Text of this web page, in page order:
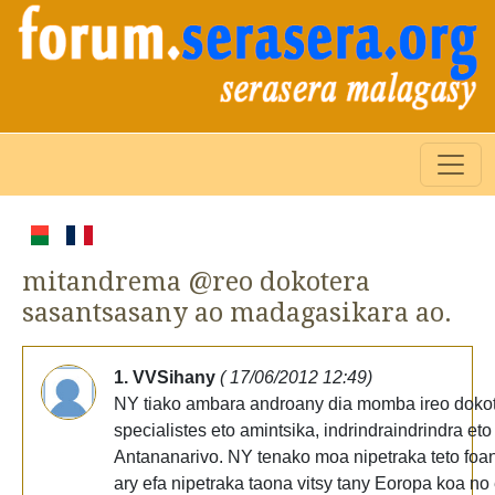
mitandrema @reo dokotera
sasantsasany ao madagasikara ao.
1. VVSihany ( 17/06/2012 12:49)
NY tiako ambara androany dia momba ireo
specialistes eto amintsika, indrindraindrindra eto
Antananarivo. NY tenako moa nipetraka teto
ary efa nipetraka taona vitsy tany Eoropa koa no